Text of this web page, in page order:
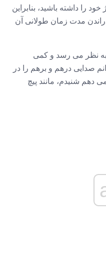
را داشته باشید، بنابراین
مدت زمان طولانی آن
به نظر می رسد و کمی
صدایی درهم و برهم را در
دهم شنیدم، مانند پیچ